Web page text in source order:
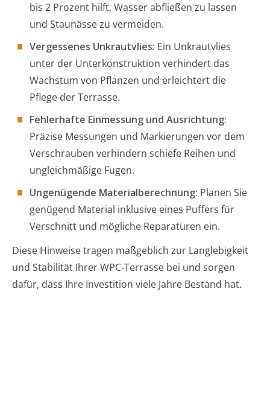
bis 2 Prozent hilft, Wasser abfließen zu lassen
und Staunässe zu vermeiden.
Vergessenes Unkrautvlies: Ein Unkrautvlies
unter der Unterkonstruktion verhindert das
Wachstum von Pflanzen und erleichtert die
Pflege der Terrasse.
Fehlerhafte Einmessung und Ausrichtung:
Präzise Messungen und Markierungen vor dem
Verschrauben verhindern schiefe Reihen und
ungleichmäßige Fugen.
Ungenügende Materialberechnung: Planen Sie
genügend Material inklusive eines Puffers für
Verschnitt und mögliche Reparaturen ein.
Diese Hinweise tragen maßgeblich zur Langlebigkeit
und Stabilität Ihrer WPC-Terrasse bei und sorgen
dafür, dass Ihre Investition viele Jahre Bestand hat.